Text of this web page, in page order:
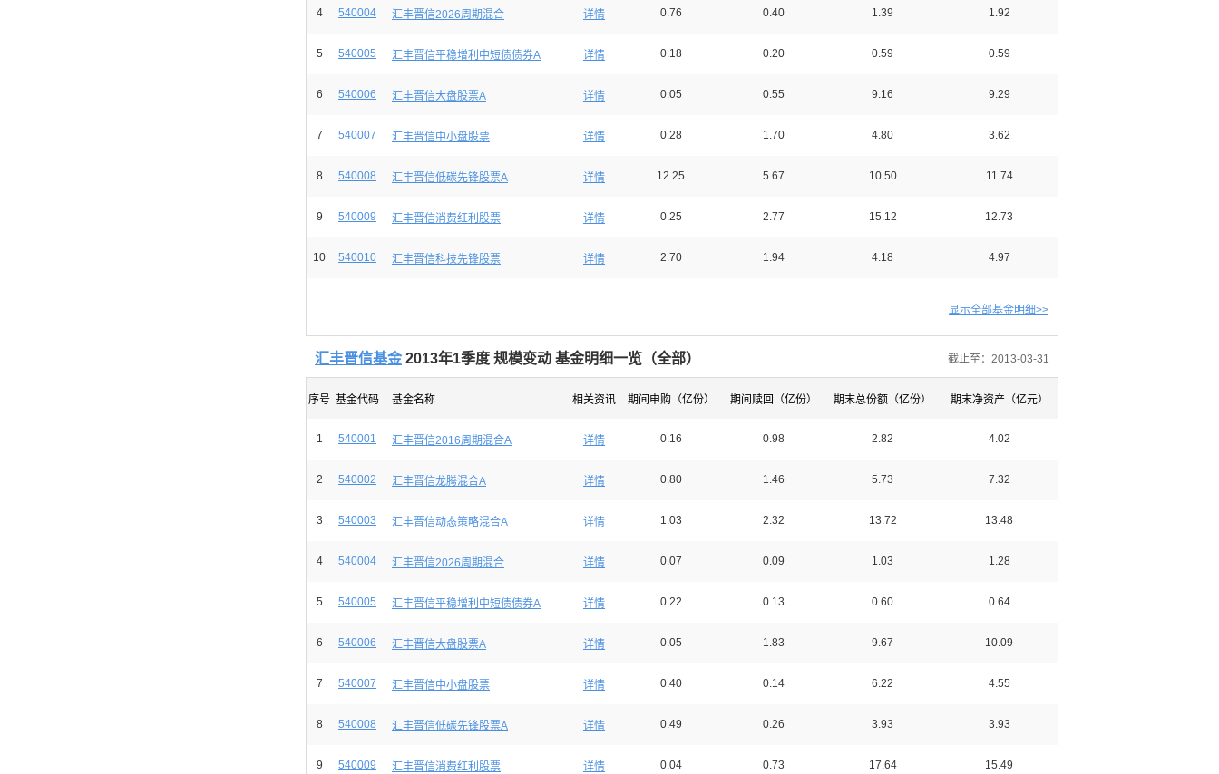
4 540004 汇丰晋信2026周期混合 详情 0.76 0.40 1.39 1.92
5 540005 汇丰晋信平稳增利中短债债券A 详情 0.18 0.20 0.59 0.59
6 540006 汇丰晋信大盘股票A 详情 0.05 0.55 9.16 9.29
7 540007 汇丰晋信中小盘股票 详情 0.28 1.70 4.80 3.62
8 540008 汇丰晋信低碳先锋股票A 详情 12.25 5.67 10.50 11.74
9 540009 汇丰晋信消费红利股票 详情 0.25 2.77 15.12 12.73
10 540010 汇丰晋信科技先锋股票 详情 2.70 1.94 4.18 4.97
显示全部基金明细>>
汇丰晋信基金 2013年1季度 规模变动 基金明细一览（全部） 截止至：2013-03-31
序号 基金代码 基金名称 相关资讯 期间申购（亿份） 期间赎回（亿份） 期末总份额（亿份） 期末净资产（亿元）
1 540001 汇丰晋信2016周期混合A 详情 0.16 0.98 2.82 4.02
2 540002 汇丰晋信龙腾混合A 详情 0.80 1.46 5.73 7.32
3 540003 汇丰晋信动态策略混合A 详情 1.03 2.32 13.72 13.48
4 540004 汇丰晋信2026周期混合 详情 0.07 0.09 1.03 1.28
5 540005 汇丰晋信平稳增利中短债债券A 详情 0.22 0.13 0.60 0.64
6 540006 汇丰晋信大盘股票A 详情 0.05 1.83 9.67 10.09
7 540007 汇丰晋信中小盘股票 详情 0.40 0.14 6.22 4.55
8 540008 汇丰晋信低碳先锋股票A 详情 0.49 0.26 3.93 3.93
9 540009 汇丰晋信消费红利股票 详情 0.04 0.73 17.64 15.49